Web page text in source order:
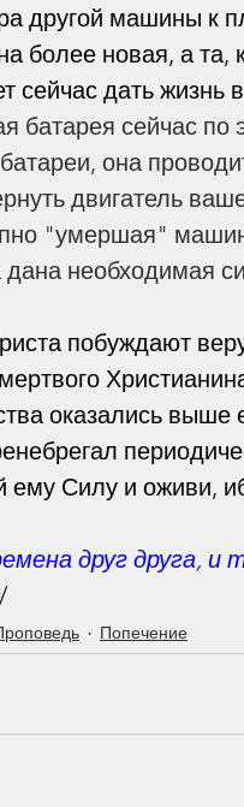
Гонения
другой машины к
более новая, а та,
сейчас дать жизнь
сейчас по
она
двигатель
"умершая"
дана необходимая
побуждают
оказались
ему Силу и оживи,
друг друга, и
Попечение